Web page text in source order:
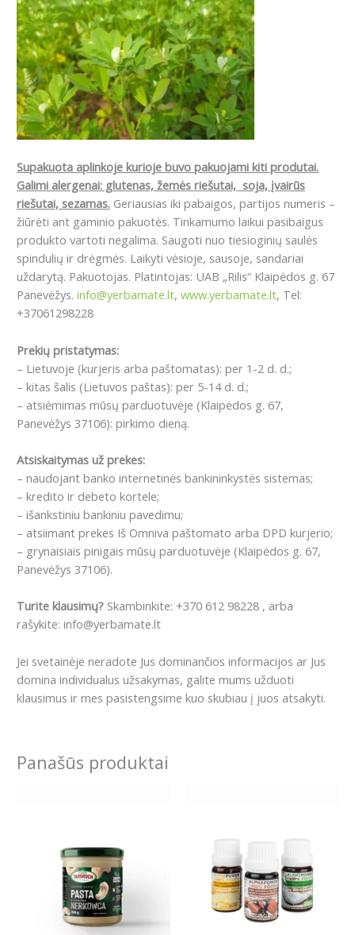
Supakuota aplinkoje kurioje buvo pakuojami kiti produtai.
Galimi alergenai: glutenas, žemės riešutai, soja, įvairūs
riešutai, sezamas. Geriausias iki pabaigos, partijos numeris –
žiūrėti ant gaminio pakuotės. Tinkamumo laikui pasibaigus
produkto vartoti negalima. Saugoti nuo tiesioginių saulės
spindulių ir drėgmės. Laikyti vėsioje, sausoje, sandariai
uždarytą. Pakuotojas. Platintojas: UAB „Rilis“ Klaipėdos g. 67
Panevėžys. info@yerbamate.lt, www.yerbamate.lt, Tel:
+37061298228
Prekių pristatymas:
– Lietuvoje (kurjeris arba paštomatas): per 1-2 d. d.;
– kitas šalis (Lietuvos paštas): per 5-14 d. d.;
– atsiėmimas mūsų parduotuvėje (Klaipėdos g. 67,
Panevėžys 37106): pirkimo dieną.
Atsiskaitymas už prekes:
– naudojant banko internetinės bankininkystės sistemas;
– kredito ir debeto kortele;
– išankstiniu bankiniu pavedimu;
– atsiimant prekes Iš Omniva paštomato arba DPD kurjerio;
– grynaisiais pinigais mūsų parduotuvėje (Klaipėdos g. 67,
Panevėžys 37106).
Turite klausimų? Skambinkite: +370 612 98228 , arba
rašykite: info@yerbamate.lt
Jei svetainėje neradote Jus dominančios informacijos ar Jus
domina individualus užsakymas, galite mums užduoti
klausimus ir mes pasistengsime kuo skubiau į juos atsakyti.
Panašūs produktai
multiple
variants.
The
options
may